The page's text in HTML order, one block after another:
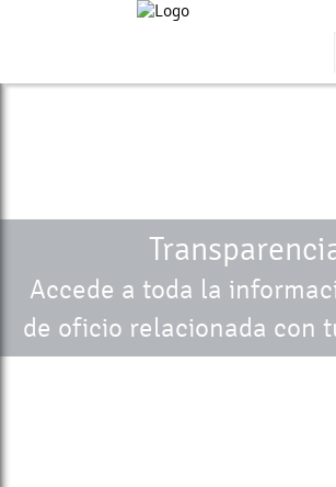
Accede a toda la
de oficio relacionada con